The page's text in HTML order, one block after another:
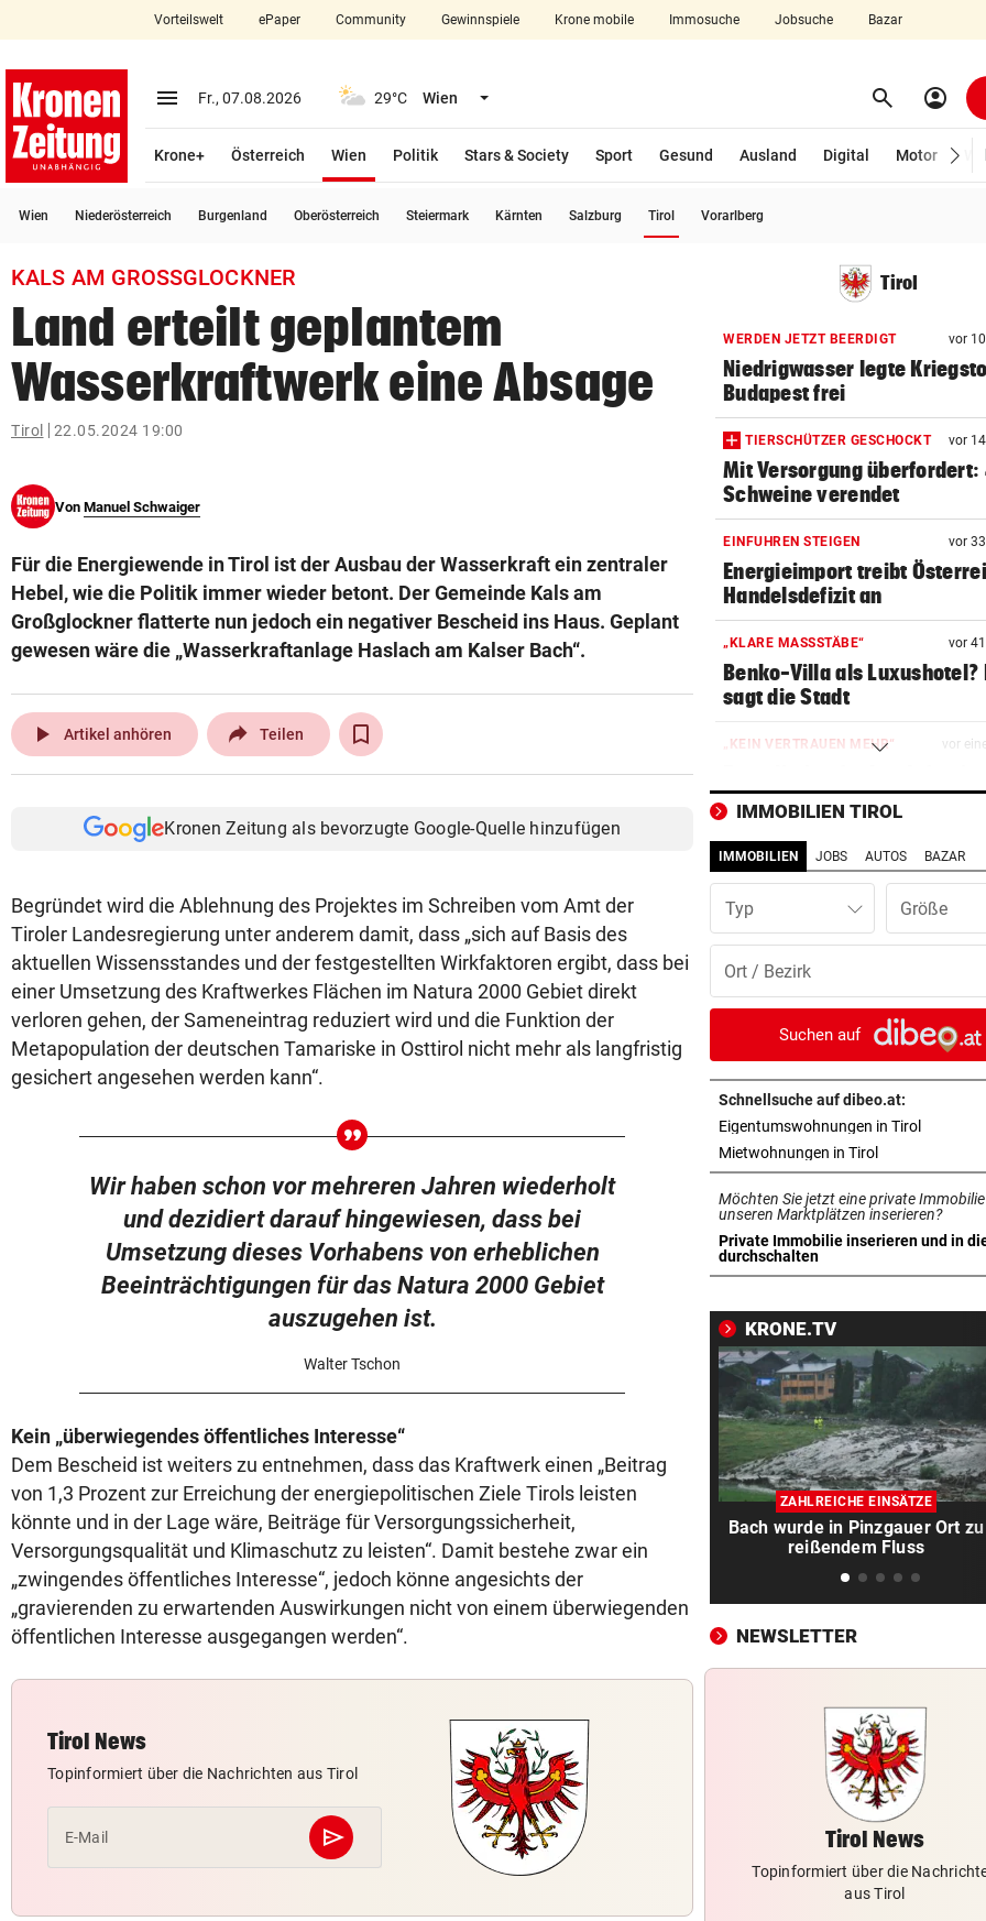
closeSchließen
account_circle Anmelden
arrow_right
search
Suchbegriff
eingeben
© Krone Multimedia GmbH & Co KG 2026
Vorteilswelt ePaper Community Gewinnspiele Krone mobile Immosuche Jobsuche Bazar
menu Menü aufklappen
Fr., 07.08.2026 29°C Wien Menü aufklappen search Suchen
account_circle
Krone+ Österreich Wien
Politik
Stars & Society Sport Gesund Ausland Digital Motor
Wien Niederösterreich Burgenland Oberösterreich Steiermark Kärnten Salzburg Tirol Vorarlberg
KALS AM GROSSGLOCKNER
Land erteilt geplantem
Wasserkraftwerk eine Absage
Tirol 22.05.2024 19:00
Von Manuel Schwaiger
Für die Energiewende in Tirol ist der Ausbau der Wasserkraft ein zentraler
Hebel, wie die Politik immer wieder betont. Der Gemeinde Kals am
Großglockner flatterte nun jedoch ein negativer Bescheid ins Haus. Geplant
gewesen wäre die „Wasserkraftanlage Haslach am Kalser Bach“.
play_arrow Artikel anhören Teilen
Kronen Zeitung als bevorzugte Google-Quelle hinzufügen
Begründet wird die Ablehnung des Projektes im Schreiben vom Amt der
Tiroler Landesregierung unter anderem damit, dass „sich auf Basis des
aktuellen Wissensstandes und der festgestellten Wirkfaktoren ergibt, dass bei
einer Umsetzung des Kraftwerkes Flächen im Natura 2000 Gebiet direkt
verloren gehen, der Sameneintrag reduziert wird und die Funktion der
Metapopulation der deutschen Tamariske in Osttirol nicht mehr als langfristig
gesichert angesehen werden kann“.
Wir haben schon vor mehreren Jahren wiederholt
und dezidiert darauf hingewiesen, dass bei
Umsetzung dieses Vorhabens von erheblichen
Beeinträchtigungen für das Natura 2000 Gebiet
auszugehen ist.
Walter Tschon
Kein „überwiegendes öffentliches Interesse“
Dem Bescheid ist weiters zu entnehmen, dass das Kraftwerk einen „Beitrag
von 1,3 Prozent zur Erreichung der energiepolitischen Ziele Tirols leisten
könnte und in der Lage wäre, Beiträge für Versorgungssicherheit,
Versorgungsqualität und Klimaschutz zu leisten“. Damit bestehe zwar ein
„zwingendes öffentliches Interesse“, jedoch könne angesichts der
„gravierenden zu erwartenden Auswirkungen nicht von einem überwiegenden
öffentlichen Interesse ausgegangen werden“.
Tirol News
Topinformiert über die Nachrichten aus Tirol
E-Mail send
Abschicken
Tirol
WERDEN JETZT BEERDIGT vor
Niedrigwasser legte
Budapest frei
TIERSCHÜTZER GESCHOCKT vor
Mit Versorgung überfordert:
Schweine verendet
EINFUHREN STEIGEN vor
Energieimport treibt
Handelsdefizit an
„KLARE MASSSTÄBE“ vor
Benko-Villa als Luxushotel?
sagt die Stadt
„KEIN VERTRAUEN MEHR“ vor
Rücktritt auf
EMOTIONALE BEDEUTUNG
Corinna & Danilo ließen sich
Partnertattoo stechen
SCHLAG GEGEN DEALER vor
14 Festnahmen: Steirischer
Drogenring aufgeflogen
vor
Lebensmittelpreise auf
Stand geklettert
AUSSAGE ÜBER KINDER
Steirische ÖVP-Chefin
den Bundeskanzler
„WERMUTSTROPFEN“ vor
Verletzter Salzburg-Kicker:
SPRICHT ÜBER FAMILIE vor
Royale Ehekrise? Das sagt
Ehemann von Beatrice
„MONSTER-EINSATZ“ vor
Feuerwehr jagte
am Spielplatz
PSG WARTET SCHON
WM-Held zeigt Sixpack –
er Barcelona?
Blutbad in Schule an
DAS SAGEN DIE LESER
Stocker-Sager:
sondergleichen!“
Kinderverbot in Studio: Viel
IMMOBILIEN TIROL
IMMOBILIEN JOBS AUTOS BAZAR
Typ
Suchen auf
Schnellsuche auf dibeo.at:
Eigentumswohnungen in Tirolin neuem
Mietwohnungen in Tirolin neuem Tab
Möchten Sie jetzt eine private
unseren Marktplätzen inserieren?
Private Immobilie inserieren und in
durchschalten
in neuem Tab öffnen
KRONE.TV
ZAHLREICHE EINSÄTZE
Bach wurde in Pinzgauer Ort zu
reißendem Fluss
NEWSLETTER
Tirol News
Topinformiert über die
aus Tirol